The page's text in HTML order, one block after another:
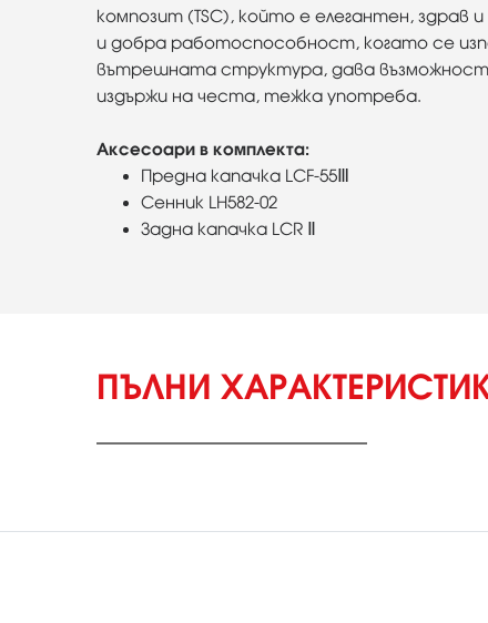
композит (TSC), който е елегантен,
и добра работоспособност, когато се
вътрешната структура, дава
издържи на честа, тежка употреба.
Аксесоари в комплекта:
Предна капачка LCF-55Ⅲ
Сенник LH582-02
Задна капачка LCR Ⅱ
ПЪЛНИ